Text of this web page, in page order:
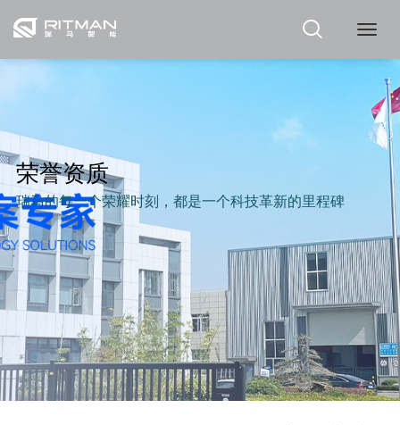
瑞
荣誉资质
瑞马的每一个荣耀时刻，都是一个科技革新的里程碑